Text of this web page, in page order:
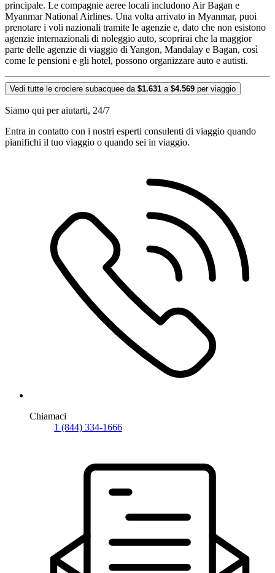
principale. Le compagnie aeree locali includono Air Bagan e
Myanmar National Airlines. Una volta arrivato in Myanmar, puoi
prenotare i voli nazionali tramite le agenzie e, dato che non esistono
agenzie internazionali di noleggio auto, scoprirai che la maggior
parte delle agenzie di viaggio di Yangon, Mandalay e Bagan, così
come le pensioni e gli hotel, possono organizzare auto e autisti.
Vedi tutte le crociere subacquee da $1.631 a $4.569 per viaggio
Siamo qui per aiutarti, 24/7
Entra in contatto con i nostri esperti consulenti di viaggio quando
pianifichi il tuo viaggio o quando sei in viaggio.
Chiamaci
1 (844) 334-1666